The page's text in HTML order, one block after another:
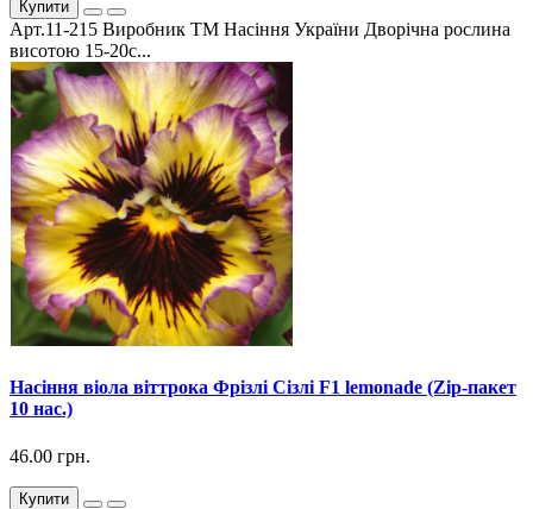
Купити
Арт.11-215 Виробник ТМ Насіння України Дворічна рослина
висотою 15-20с...
Насіння віола віттрока Фрізлі Сізлі F1 lemonade (Zip-пакет
10 нас.)
46.00 грн.
Купити